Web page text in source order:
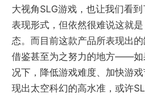
大视角SLG游戏，也让我们看
表现形式，但依然很难说这就
态。而目前这款产品所表现出
借鉴甚至为之努力的地方——如
况下，降低游戏难度、加快游
现出太空科幻的高水准，或许